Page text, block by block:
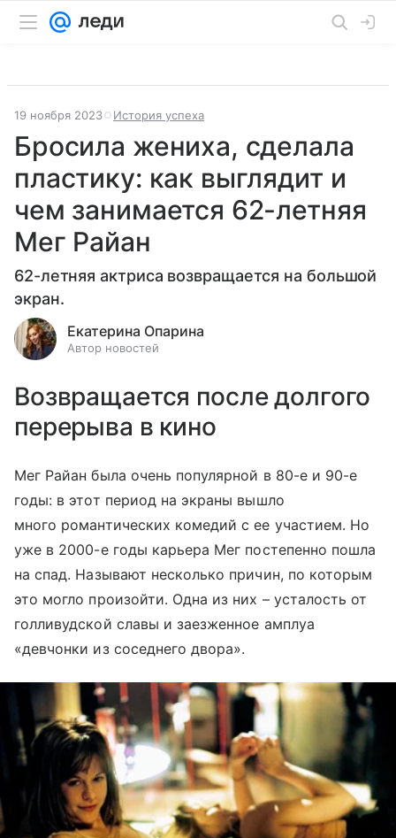
19 ноября 2023 История успеха
Бросила жениха, сделала
пластику: как выглядит и
чем занимается 62-летняя
Мег Райан
62-летняя актриса возвращается на большой
экран.
Екатерина Опарина
Автор новостей
Возвращается после долгого
перерыва в кино
Мег Райан была очень популярной в 80-е и 90-е
годы: в этот период на экраны вышло
много романтических комедий с ее участием. Но
уже в 2000-е годы карьера Мег постепенно пошла
на спад. Называют несколько причин, по которым
это могло произойти. Одна из них – усталость от
голливудской славы и заезженное амплуа
«девчонки из соседнего двора».